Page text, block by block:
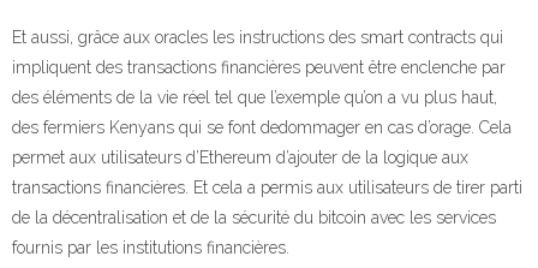
Et aussi, grâce aux oracles les instructions des smart contracts qui
impliquent des transactions financières peuvent être enclenche par
des éléments de la vie réel tel que l’exemple qu’on a vu plus haut,
des fermiers Kenyans qui se font dedommager en cas d’orage. Cela
permet aux utilisateurs d’Ethereum d’ajouter de la logique aux
transactions financières. Et cela a permis aux utilisateurs de tirer parti
de la décentralisation et de la sécurité du bitcoin avec les services
fournis par les institutions financières.